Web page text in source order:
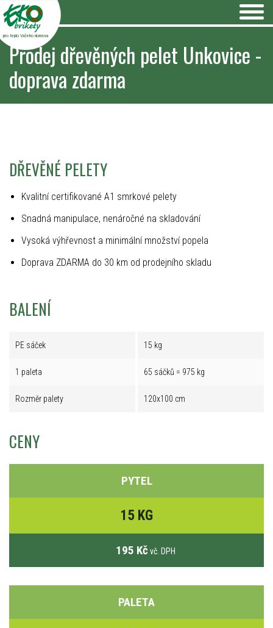
pro teplo Vašeho domova
Prodej dřevěných pelet Unkovice -
doprava zdarma
DŘEVĚNÉ PELETY
Kvalitní certifikované A1 smrkové pelety
Snadná manipulace, nenáročné na skladování
Vysoká výhřevnost a minimální množství popela
Doprava ZDARMA do 30 km od prodejního skladu
BALENÍ
PE sáček 15 kg
1 paleta 65 sáčků = 975 kg
Rozměr palety 120x100 cm
CENY
PYTEL
15 KG
195 Kč vč. DPH
PALETA